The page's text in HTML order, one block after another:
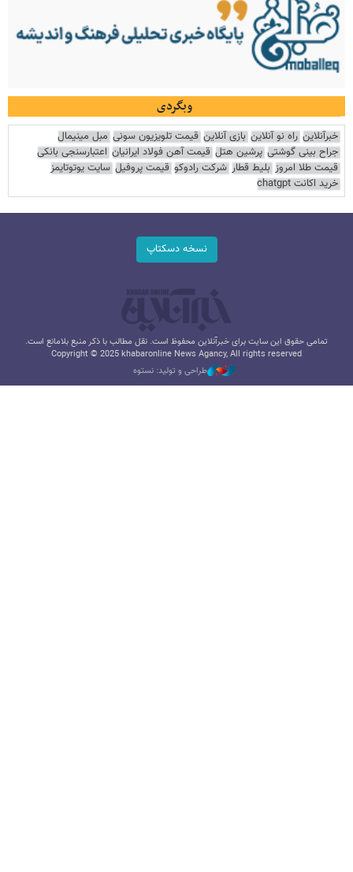
وبگردی
خبرآنلاین راه نو آنلاین بازی آنلاین قیمت تلویزیون سونی مبل مینیمال
جراح بینی گوشتی پرشین هتل قیمت آهن فولاد ایرانیان اعتبارسنجی بانکی
قیمت طلا امروز بلیط قطار شرکت رادوکو قیمت پروفیل سایت یوتوتایمز
خرید اکانت chatgpt
نسخه دسکتاپ
تمامی حقوق این سایت برای خبرآنلاین محفوظ است. نقل مطالب با ذکر منبع بلامانع است.
Copyright © 2025 khabaronline News Agancy, All rights reserved
طراحی و تولید: نستوه